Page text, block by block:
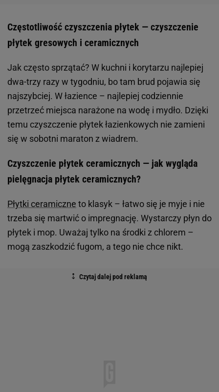
Częstotliwość czyszczenia płytek — czyszczenie
płytek gresowych i ceramicznych
Jak często sprzątać? W kuchni i korytarzu najlepiej
dwa-trzy razy w tygodniu, bo tam brud pojawia się
najszybciej. W łazience – najlepiej codziennie
przetrzeć miejsca narażone na wodę i mydło. Dzięki
temu czyszczenie płytek łazienkowych nie zamieni
się w sobotni maraton z wiadrem.
Czyszczenie płytek ceramicznych — jak wygląda
pielęgnacja płytek ceramicznych?
Płytki ceramiczne to klasyk – łatwo się je myje i nie
trzeba się martwić o impregnację. Wystarczy płyn do
płytek i mop. Uważaj tylko na środki z chlorem –
mogą zaszkodzić fugom, a tego nie chce nikt.